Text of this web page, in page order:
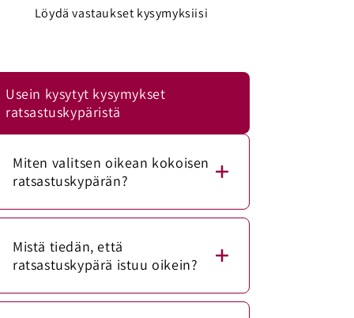
Löydä vastaukset kysymyksiisi
Usein kysytyt kysymykset
ratsastuskypäristä
Miten valitsen oikean kokoisen
ratsastuskypärän?
Mittaa päänympärys mittanauhalla
noin 1–2 senttimetriä kulmakarvojen
yläpuolelta. Vertaa mittaa kypärän
tulee istua napakasti, mutta se ei saa
Mistä tiedän, että
ratsastuskypärä istuu oikein?
Oikein istuva ratsastuskypärä asettuu